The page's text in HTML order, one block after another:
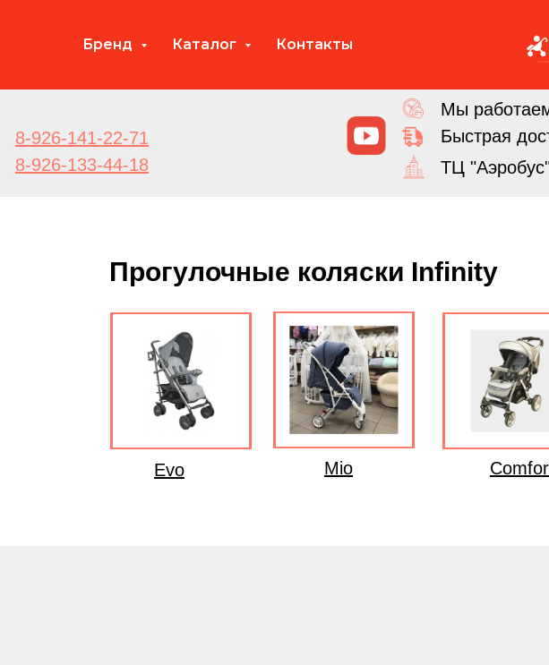
Бренд Каталог Контакты
Мы
Быстрая
ТЦ
8-926-141-22-71
8-926-133-44-18
Evo Mio
Прогулочные коляски Infinity